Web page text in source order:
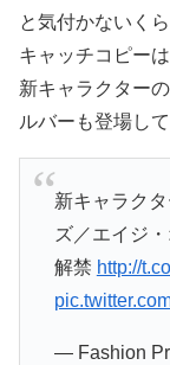
と気付かないく
キャッチコピー
新キャラクター
ルバーも登場して
新キャラク
ズ／エイジ
解禁 http://
— Fashion